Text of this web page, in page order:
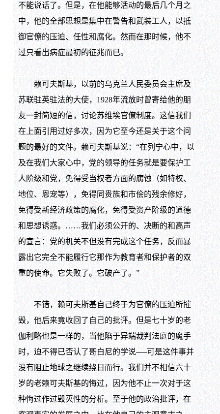
不能说话了。但是，在他能够活动的最后几个月之
中，他的全部思想是集中在警告和武装工人，以抵
御官僚的压迫、任性和腐化。然而在那时候，他不
过只看出病症最初的征兆而已。
赖可夫斯基，以前的乌克兰人民委员会主席及
苏联驻英驻法的大使，1928年流放时曾寄给他的朋
友一封简短的信，讨论苏维埃官僚制度。这信我们
在上面引用过好多次，因为它至今还是关于这个问
题的最好的文件。赖可夫斯基说：“在列宁心中，以
及在我们大家心中，党的领导的任务就是要保护工
人阶级和党，免得受当权者方面的腐蚀（如特权、
地位、恩宠等），免得同贵族和市侩的残余修好，
免得受新经济政策的腐化，免得受资产阶级的道德
和思想诱惑。……我们必须公开的、决断的和高声
的宣言：党的机关不但没有完成这个任务，反而暴
露出它完全不能履行它那作为教育者和保护者的双
重的使命。它失败了。它破产了。”
不错，赖可夫斯基自己终于为官僚的压迫所摧
毁，他后来竟收回了自己的批评。但是七十岁的老
伽利略也是一样的，当他陷于异端裁判法庭的魔手
时，迫不得已否认了哥白尼的学说──可是这件事并
没有阻止地球之继续绕日而行。我们并不相信六十
岁的老赖可夫斯基的悔过，因为他不止一次对于这
种悔过作过毁灭性的分析。至于他的政治批评，在